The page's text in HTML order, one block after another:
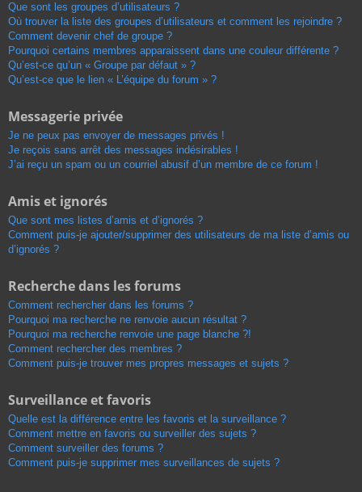
Que sont les groupes d’utilisateurs ?
Où trouver la liste des groupes d’utilisateurs et comment les rejoindre ?
Comment devenir chef de groupe ?
Pourquoi certains membres apparaissent dans une couleur différente ?
Qu’est-ce qu’un « Groupe par défaut » ?
Qu’est-ce que le lien « L’équipe du forum » ?
Messagerie privée
Je ne peux pas envoyer de messages privés !
Je reçois sans arrêt des messages indésirables !
J’ai reçu un spam ou un courriel abusif d’un membre de ce forum !
Amis et ignorés
Que sont mes listes d’amis et d’ignorés ?
Comment puis-je ajouter/supprimer des utilisateurs de ma liste d’amis ou
d’ignorés ?
Recherche dans les forums
Comment rechercher dans les forums ?
Pourquoi ma recherche ne renvoie aucun résultat ?
Pourquoi ma recherche renvoie une page blanche ?!
Comment rechercher des membres ?
Comment puis-je trouver mes propres messages et sujets ?
Surveillance et favoris
Quelle est la différence entre les favoris et la surveillance ?
Comment mettre en favoris ou surveiller des sujets ?
Comment surveiller des forums ?
Comment puis-je supprimer mes surveillances de sujets ?